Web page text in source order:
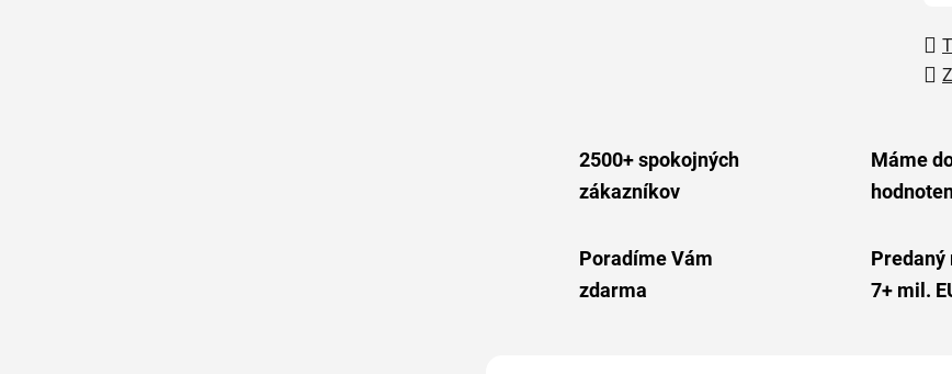
2500+ spokojných
zákazníkov
Máme
Poradíme Vám
zdarma
7+ mil.